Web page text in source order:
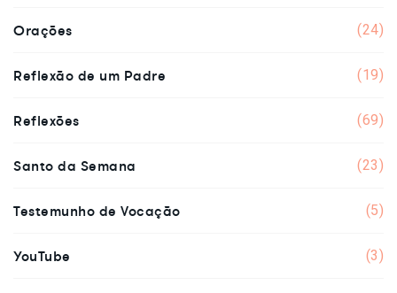
Orações (24)
Reflexão de um Padre (19)
Reflexões (69)
Santo da Semana (23)
Testemunho de Vocação (5)
YouTube (3)